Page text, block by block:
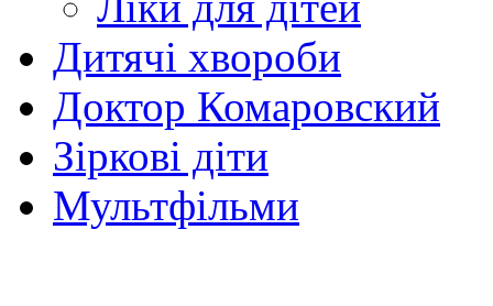
Дитячі хвороби
Доктор Комаровский
Зіркові діти
Мультфільми